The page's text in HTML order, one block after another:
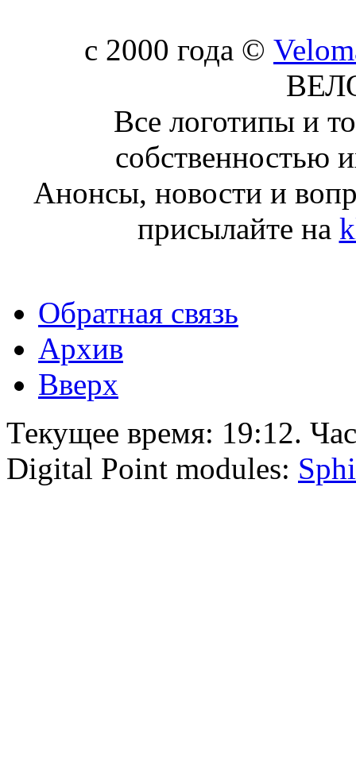
c 2000 года ©
Все логотипы и
собственностью
Анонсы, новости и
присылайте на
Обратная связь
Архив
Вверх
Текущее время: 19:12.
Digital Point modules: